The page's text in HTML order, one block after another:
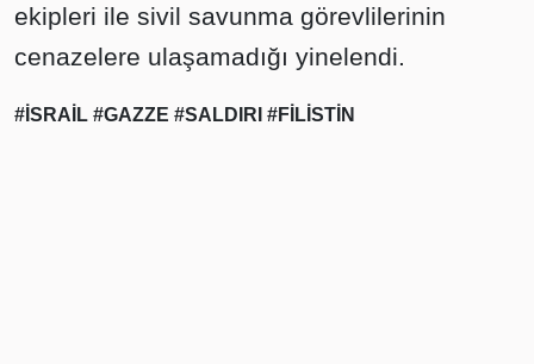
ekipleri ile sivil savunma görevlilerinin
cenazelere ulaşamadığı yinelendi.
#İSRAİL #GAZZE #SALDIRI #FİLİSTİN